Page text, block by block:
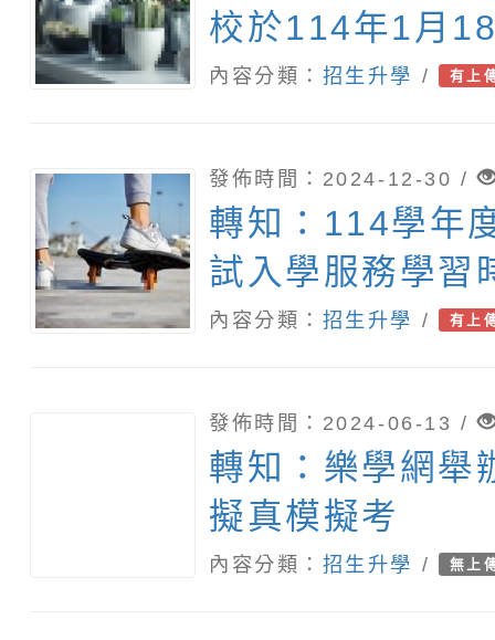
校於114年1月
五專入學說明會
內容分類： 招生升學 / 有上
發佈時間：2024-12-30 /
轉知：114學年
試入學服務學習
轉換採計原則
內容分類： 招生升學 / 有上
發佈時間：2024-06-13 /
轉知：樂學網舉
擬真模擬考
內容分類： 招生升學 / 無上